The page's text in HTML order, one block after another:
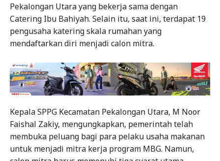
Pekalongan Utara yang bekerja sama dengan
Catering Ibu Bahiyah. Selain itu, saat ini, terdapat 19
pengusaha katering skala rumahan yang
mendaftarkan diri menjadi calon mitra.
Kepala SPPG Kecamatan Pekalongan Utara, M Noor
Faishal Zakiy, mengungkapkan, pemerintah telah
membuka peluang bagi para pelaku usaha makanan
untuk menjadi mitra kerja program MBG. Namun,